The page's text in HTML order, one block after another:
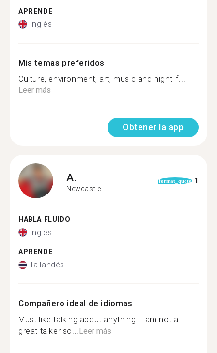
APRENDE
Inglés
Mis temas preferidos
Culture, environment, art, music and nightlif...
Leer más
Obtener la app
A.
Newcastle
format_quote 1
HABLA FLUIDO
Inglés
APRENDE
Tailandés
Compañero ideal de idiomas
Must like talking about anything. I am not a
great talker so...Leer más